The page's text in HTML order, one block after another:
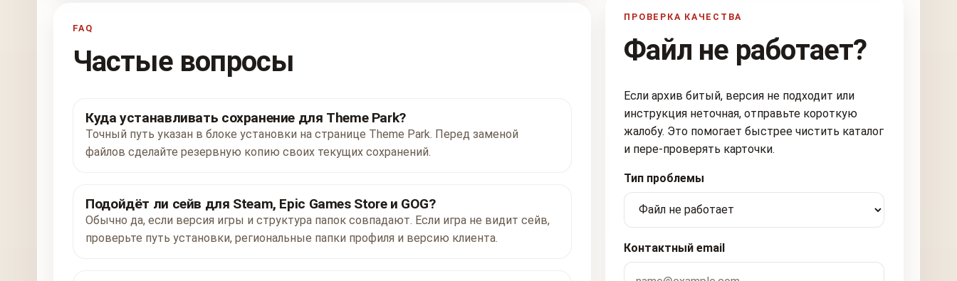
FAQ
Частые вопросы
Куда устанавливать сохранение для Theme Park?
Точный путь указан в блоке установки на странице Theme Park. Перед заменой
файлов сделайте резервную копию своих текущих сохранений.
Подойдёт ли сейв для Steam, Epic Games Store и GOG?
Обычно да, если версия игры и структура папок совпадают. Если игра не видит сейв,
проверьте путь установки, региональные папки профиля и версию клиента.
ПРОВЕРКА КАЧЕСТВА
Файл не работает?
Если архив битый, версия не подходит или
инструкция неточная, отправьте короткую
жалобу. Это помогает быстрее чистить каталог
и пере-проверять карточки.
Тип проблемы
Контактный email